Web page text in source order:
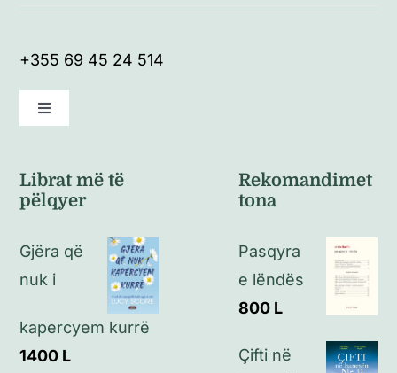
+355 69 45 24 514
Toggle
Politikat e kthimeve
Politikat e privatësisë
Librat më të
pëlqyer
Gjëra që
nuk i
kapercyem kurrë
1400 L
Rekomandimet
tona
Pasqyra
e lëndës
800 L
Çifti në